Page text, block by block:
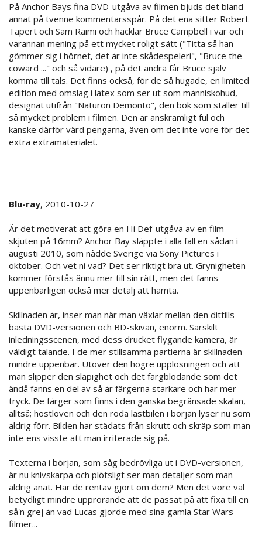
På Anchor Bays fina DVD-utgåva av filmen bjuds det bland
annat på tvenne kommentarsspår. På det ena sitter Robert
Tapert och Sam Raimi och häcklar Bruce Campbell i var och
varannan mening på ett mycket roligt sätt ("Titta så han
gömmer sig i hörnet, det är inte skådespeleri", "Bruce the
coward ..." och så vidare) , på det andra får Bruce själv
komma till tals. Det finns också, för de så hugade, en limited
edition med omslag i latex som ser ut som människohud,
designat utifrån "Naturon Demonto", den bok som ställer till
så mycket problem i filmen. Den är anskrämligt ful och
kanske därför värd pengarna, även om det inte vore för det
extra extramaterialet.
Blu-ray, 2010-10-27
Är det motiverat att göra en Hi Def-utgåva av en film
skjuten på 16mm? Anchor Bay släppte i alla fall en sådan i
augusti 2010, som nådde Sverige via Sony Pictures i
oktober. Och vet ni vad? Det ser riktigt bra ut. Grynigheten
kommer förstås ännu mer till sin rätt, men det fanns
uppenbarligen också mer detalj att hämta.
Skillnaden är, inser man när man växlar mellan den dittills
bästa DVD-versionen och BD-skivan, enorm. Särskilt
inledningsscenen, med dess drucket flygande kamera, är
väldigt talande. I de mer stillsamma partierna är skillnaden
mindre uppenbar. Utöver den högre upplösningen och att
man slipper den släpighet och det färgblödande som det
ändå fanns en del av så är färgerna starkare och har mer
tryck. De färger som finns i den ganska begränsade skalan,
alltså; höstlöven och den röda lastbilen i början lyser nu som
aldrig förr. Bilden har städats från skrutt och skräp som man
inte ens visste att man irriterade sig på.
Texterna i början, som såg bedrövliga ut i DVD-versionen,
är nu knivskarpa och plötsligt ser man detaljer som man
aldrig anat. Har de rentav gjort om dem? Men det vore väl
betydligt mindre upprörande att de passat på att fixa till en
så'n grej än vad Lucas gjorde med sina gamla Star Wars-
filmer...